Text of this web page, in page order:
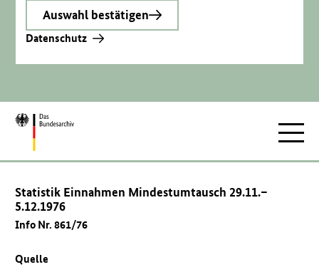
Auswahl bestätigen
Datenschutz
Zur
Statistik Einnahmen Mindestumtausch 29.11.–
5.12.1976
Info Nr. 861/76
Quelle